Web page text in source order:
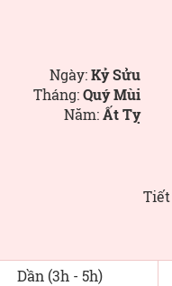
Ngày:Kỷ Sửu
Tháng:Quý Mùi
Năm:Ất Tỵ
Dần (3h - 5h)